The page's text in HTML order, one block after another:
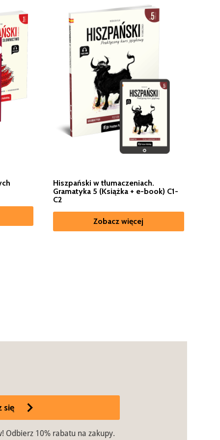
Hiszpański w tłumaczeniach.
Gramatyka 5 (Książka + e-book) C1-
C2
Zobacz więcej
się
Odbierz 10% rabatu na zakupy.